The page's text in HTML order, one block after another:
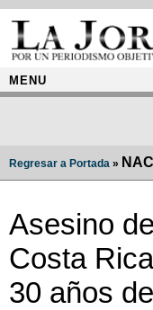
MENU
Regresar a Portada »
Asesino
Costa
30 años